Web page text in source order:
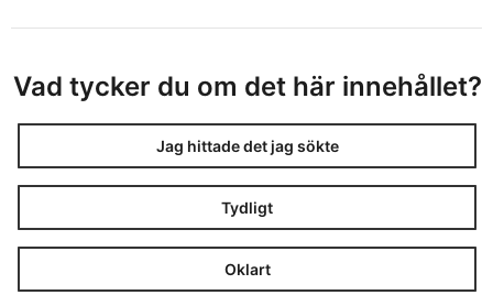
Vad tycker du om det här innehållet?
Jag hittade det jag sökte
Tydligt
Oklart